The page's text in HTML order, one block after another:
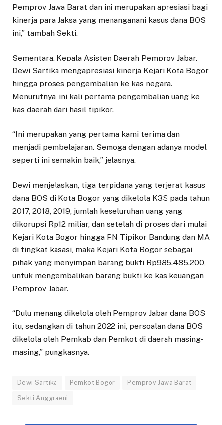
Pemprov Jawa Barat dan ini merupakan apresiasi bagi
kinerja para Jaksa yang menanganani kasus dana BOS
ini,” tambah Sekti.
Sementara, Kepala Asisten Daerah Pemprov Jabar,
Dewi Sartika mengapresiasi kinerja Kejari Kota Bogor
hingga proses pengembalian ke kas negara.
Menurutnya, ini kali pertama pengembalian uang ke
kas daerah dari hasil tipikor.
“Ini merupakan yang pertama kami terima dan
menjadi pembelajaran. Semoga dengan adanya model
seperti ini semakin baik,” jelasnya.
Dewi menjelaskan, tiga terpidana yang terjerat kasus
dana BOS di Kota Bogor yang dikelola K3S pada tahun
2017, 2018, 2019, jumlah keseluruhan uang yang
dikorupsi Rp12 miliar, dan setelah di proses dari mulai
Kejari Kota Bogor hingga PN Tipikor Bandung dan MA
di tingkat kasasi, maka Kejari Kota Bogor sebagai
pihak yang menyimpan barang bukti Rp985.485.200,
untuk mengembalikan barang bukti ke kas keuangan
Pemprov Jabar.
“Dulu menang dikelola oleh Pemprov Jabar dana BOS
itu, sedangkan di tahun 2022 ini, persoalan dana BOS
dikelola oleh Pemkab dan Pemkot di daerah masing-
masing,” pungkasnya.
Dewi Sartika Pemkot Bogor Pemprov Jawa Barat
Sekti Anggraeni